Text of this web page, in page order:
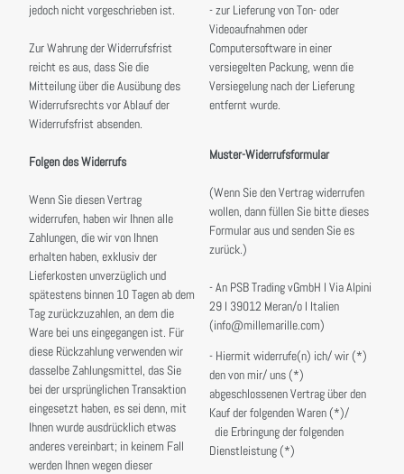
jedoch nicht vorgeschrieben ist.
Zur Wahrung der Widerrufsfrist
reicht es aus, dass Sie die
Mitteilung über die Ausübung des
Widerrufsrechts vor Ablauf der
Widerrufsfrist absenden.
Folgen des Widerrufs
Wenn Sie diesen Vertrag
widerrufen, haben wir Ihnen alle
Zahlungen, die wir von Ihnen
erhalten haben, exklusiv der
Lieferkosten unverzüglich und
spätestens binnen 10 Tagen ab dem
Tag zurückzuzahlen, an dem die
Ware bei uns eingegangen ist. Für
diese Rückzahlung verwenden wir
dasselbe Zahlungsmittel, das Sie
bei der ursprünglichen Transaktion
eingesetzt haben, es sei denn, mit
Ihnen wurde ausdrücklich etwas
anderes vereinbart; in keinem Fall
werden Ihnen wegen dieser
- zur Lieferung von Ton- oder
Videoaufnahmen oder
Computersoftware in einer
versiegelten Packung, wenn die
Versiegelung nach der Lieferung
entfernt wurde.
Muster-Widerrufsformular
(Wenn Sie den Vertrag widerrufen
wollen, dann füllen Sie bitte dieses
Formular aus und senden Sie es
zurück.)
- An PSB Trading vGmbH I Via Alpini
29 I 39012 Meran/o I Italien
(info@millemarille.com)
- Hiermit widerrufe(n) ich/ wir (*)
den von mir/ uns (*)
abgeschlossenen Vertrag über den
Kauf der folgenden Waren (*)/
die Erbringung der folgenden
Dienstleistung (*)